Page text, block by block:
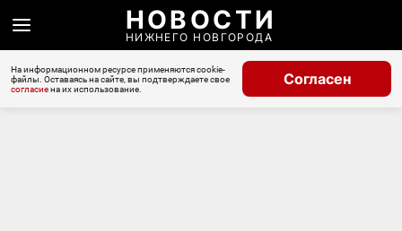
НОВОСТИ
НИЖНЕГО НОВГОРОДА
На информационном ресурсе применяются cookie-
файлы. Оставаясь на сайте, вы подтверждаете свое
согласиена их использование.
Согласен